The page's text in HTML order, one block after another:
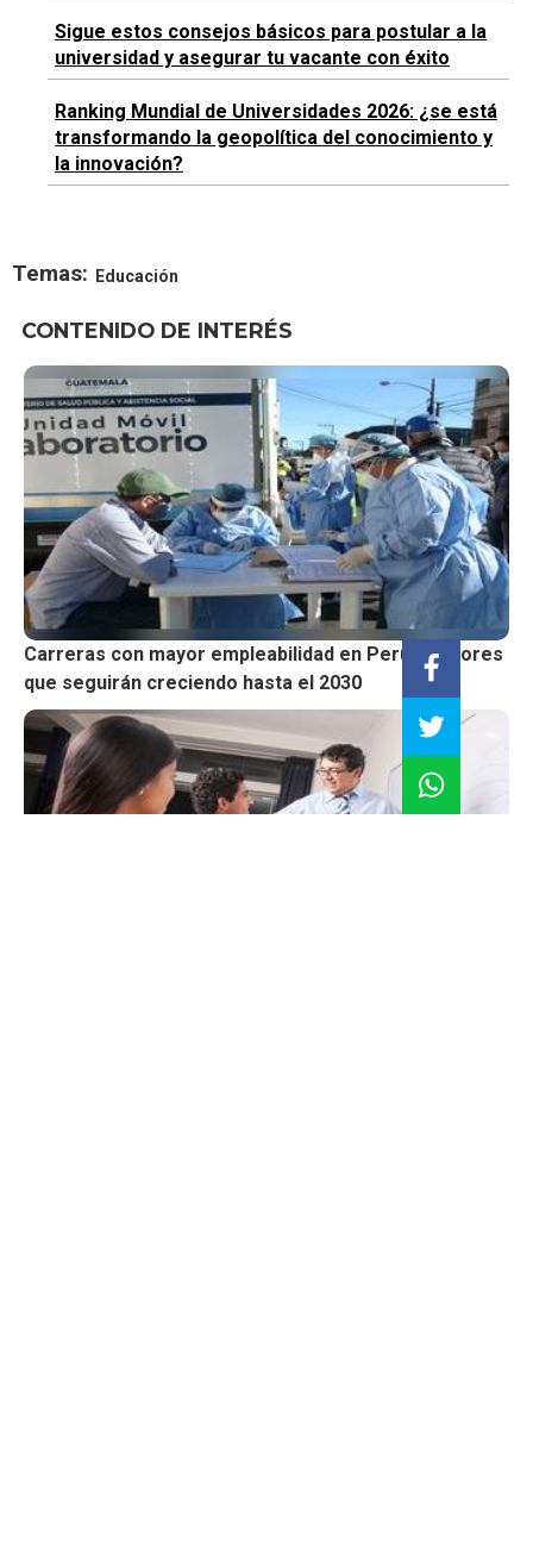
Sigue estos consejos básicos para postular a la
universidad y asegurar tu vacante con éxito
Ranking Mundial de Universidades 2026: ¿se está
transformando la geopolítica del conocimiento y
la innovación?
Temas: Educación
CONTENIDO DE INTERÉS
Carreras con mayor empleabilidad en Perú: sectores
que seguirán creciendo hasta el 2030